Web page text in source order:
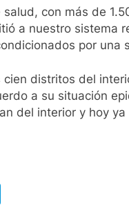
con más de
a nuestro sistema
por una
distritos del
a su situación
del interior y hoy